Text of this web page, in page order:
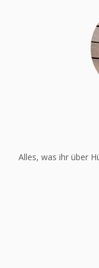
Alles, was ihr über